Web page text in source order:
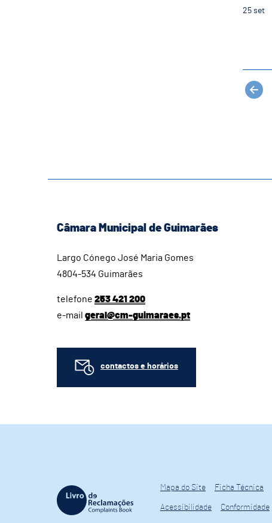
25 set
Câmara Municipal de Guimarães
Largo Cónego José Maria Gomes
4804-534 Guimarães
telefone 253 421 200
e-mail geral@cm-guimaraes.pt
contactos e horários
Mapa do Site Ficha Técnica
Acessibilidade Conformidade